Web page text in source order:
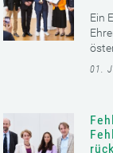
Ein
01.